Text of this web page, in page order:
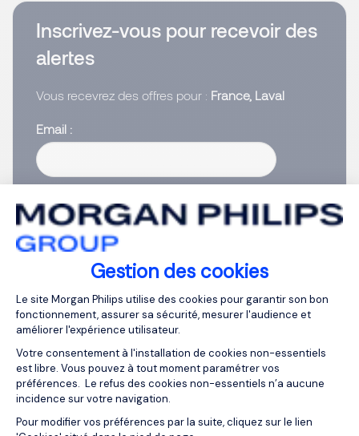
Gestion des cookies
Plateforme de Gestion du
Le site Morgan Philips utilise des cookies pour garantir son bon
fonctionnement, assurer sa sécurité, mesurer l'audience et
améliorer l'expérience utilisateur.
Votre consentement à l'installation de cookies non-essentiels
est libre. Vous pouvez à tout moment paramétrer vos
préférences. Le refus des cookies non-essentiels n’a aucune
incidence sur votre navigation.
Pour modifier vos préférences par la suite, cliquez sur le lien
Inscrivez-vous pour recevoir des
alertes
Vous recevrez des offres pour : France, Laval
Email
J’ai lu et j’accepte la Politique Informatique et
Libertés.
Créer vos alertes
1